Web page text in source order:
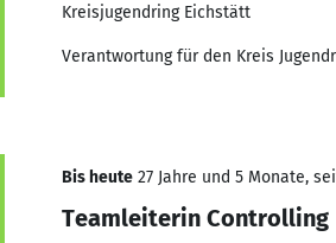
Kreisjugendring Eichstätt
Verantwortung für den Kreis
Bis heute 27 Jahre und 5 Monate,
Teamleiterin Controlling